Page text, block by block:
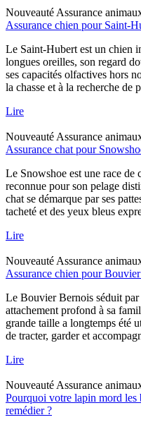
Nouveauté Assurance
Assurance chien pour Saint-
Le Saint-Hubert est un chien
longues oreilles, son regard
ses capacités olfactives hors
la chasse et à la recherche de
Lire
Nouveauté Assurance
Assurance chat pour
Le Snowshoe est une race de
reconnue pour son pelage
chat se démarque par ses
tacheté et des yeux bleus
Lire
Nouveauté Assurance
Assurance chien pour
Le Bouvier Bernois séduit par
attachement profond à sa
grande taille a longtemps été
de tracter, garder et
Lire
Nouveauté Assurance
Pourquoi votre lapin mord les
remédier ?